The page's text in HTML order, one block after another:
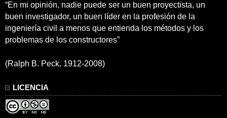
“En mi opinión, nadie puede ser un buen proyectista, un
buen investigador, un buen líder en la profesión de la
ingeniería civil a menos que entienda los métodos y los
problemas de los constructores”
(Ralph B. Peck, 1912-2008)
LICENCIA